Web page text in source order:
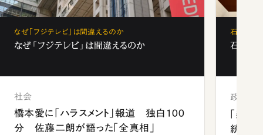
なぜ「フジテレビ」は間違えるのか
なぜ「フジテレビ」は間違えるのか
社会
橋本愛に「ハラスメント」報道 独白100
分 佐藤二朗が語った「全真相」
石破茂、
石破茂
政治
「楽し
統領と